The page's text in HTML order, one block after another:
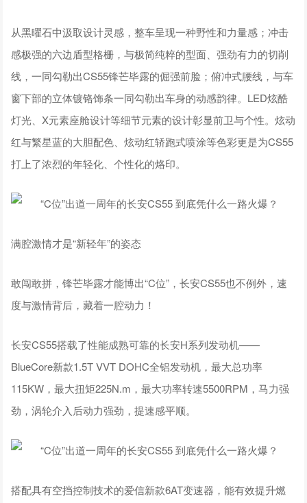
从黑曜石中汲取设计灵感，整车呈现一种野性和力量感；冲击
感极强的六边盾型格栅，与极简纯粹的型面、强劲有力的切削
线，一同勾勒出CS55锋芒毕露的倔强前脸；俯冲式腰线，与车
窗下部的立体镀铬饰条一同勾勒出车身的动感韵律。LED炫酷
灯光、X元素座舱设计等细节元素的设计彰显前卫与个性。炫动
红与繁星蓝的大胆配色、炫动红轿跑式喷涂等色彩更是为CS55
打上了浓烈的年轻化、个性化的烙印。
满腔激情才是“新轻年”的姿态
敢闯敢拼，锋芒毕露才能博出“C位”，长安CS55也不例外，速
度与激情背后，藏着一腔动力！
长安CS55搭载了性能成熟可靠的长安H系列发动机——
BlueCore新款1.5T VVT DOHC全铝发动机，最大总功率
115KW，最大扭矩225N.m，最大功率转速5500RPM，马力强
劲，涡轮介入后动力强劲，提速感平顺。
搭配具有空挡控制技术的爱信新款6AT变速器，能有效提升燃